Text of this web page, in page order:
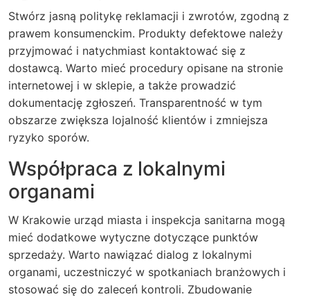
Stwórz jasną politykę reklamacji i zwrotów, zgodną z
prawem konsumenckim. Produkty defektowe należy
przyjmować i natychmiast kontaktować się z
dostawcą. Warto mieć procedury opisane na stronie
internetowej i w sklepie, a także prowadzić
dokumentację zgłoszeń. Transparentność w tym
obszarze zwiększa lojalność klientów i zmniejsza
ryzyko sporów.
Współpraca z lokalnymi
organami
W Krakowie urząd miasta i inspekcja sanitarna mogą
mieć dodatkowe wytyczne dotyczące punktów
sprzedaży. Warto nawiązać dialog z lokalnymi
organami, uczestniczyć w spotkaniach branżowych i
stosować się do zaleceń kontroli. Zbudowanie